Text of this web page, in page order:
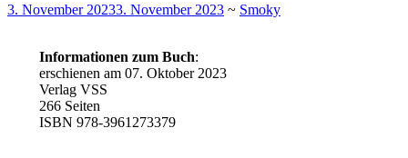
3. November 20233. November 2023 ~ Smoky
Informationen zum Buch:
erschienen am 07. Oktober 2023
Verlag VSS
266 Seiten
ISBN 978-3961273379